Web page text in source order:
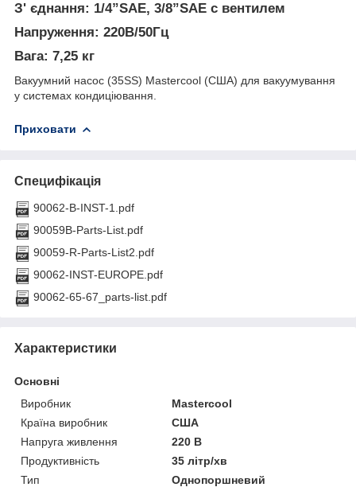
З' єднання: 1/4”SAE, 3/8”SAE с вентилем
Напруження: 220В/50Гц
Вага: 7,25 кг
Вакуумний насос (35SS) Mastercool (США) для вакуумування
у системах кондиціювання.
Приховати
Специфікація
90062-B-INST-1.pdf
90059B-Parts-List.pdf
90059-R-Parts-List2.pdf
90062-INST-EUROPE.pdf
90062-65-67_parts-list.pdf
Характеристики
Основні
Виробник
Mastercool
Країна виробник
США
Напруга живлення
220 В
Продуктивність
35 літр/хв
Тип
Однопоршневий